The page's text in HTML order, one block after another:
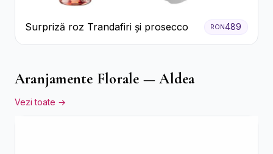
Surpriză roz Trandafiri și prosecco RON489
Aranjamente Florale — Aldea
Vezi toate →